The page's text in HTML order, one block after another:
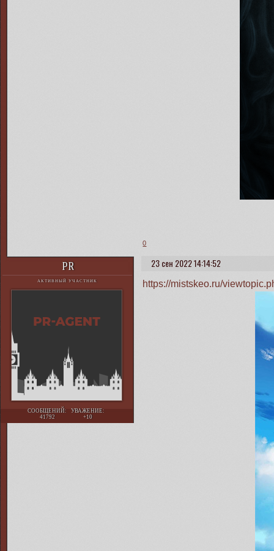
0
23 сен 2022 14:14:52
PR
АКТИВНЫЙ УЧАСТНИК
СООБЩЕНИЙ:
41792
УВАЖЕНИЕ:
+10
https://mistskeo.ru/